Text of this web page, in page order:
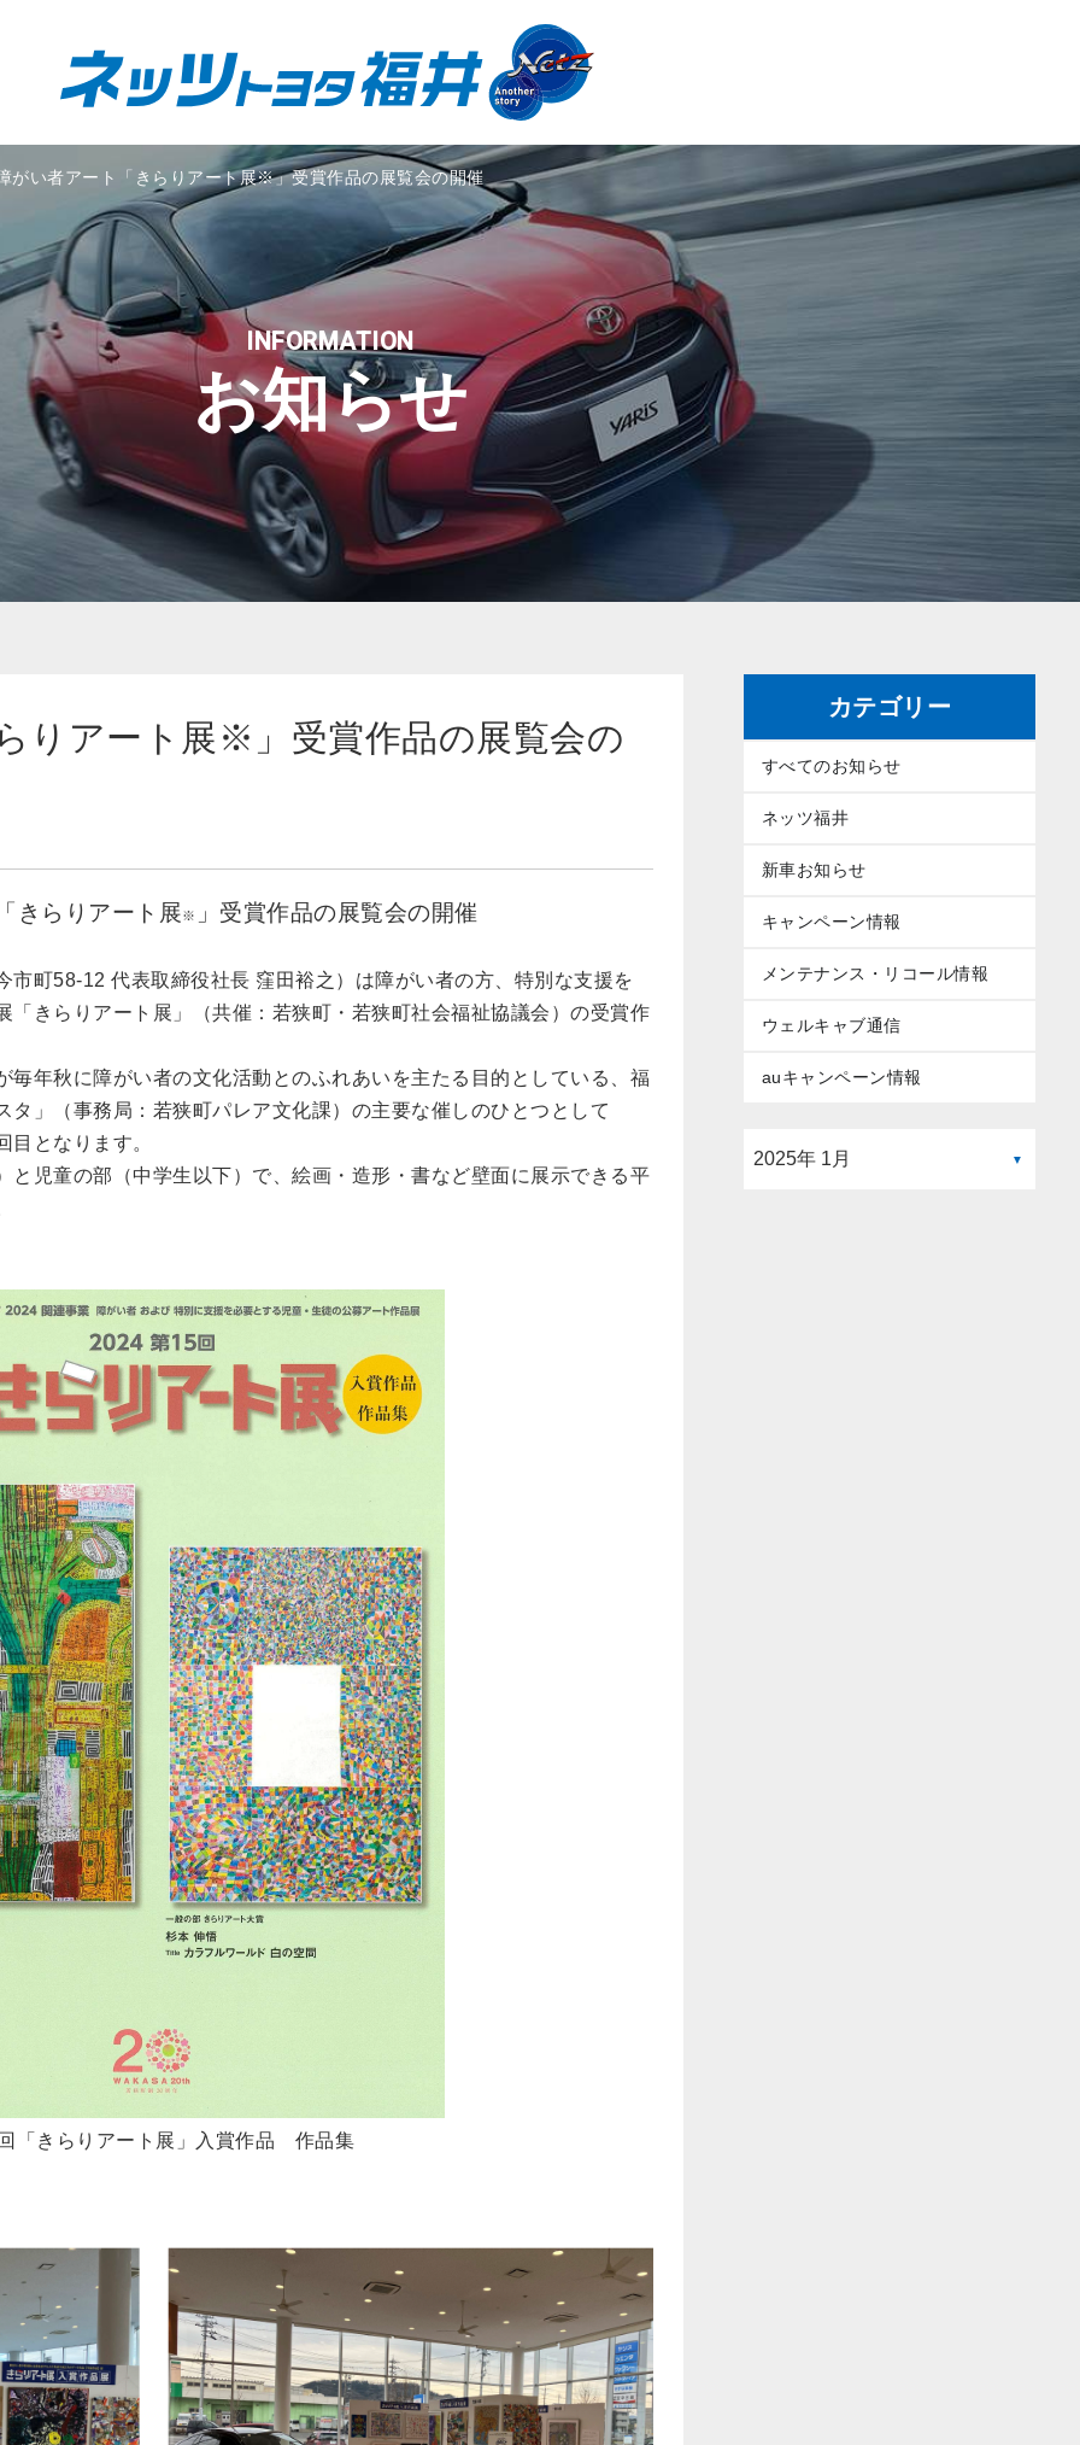
がい者アート「きらりアート展※」受賞作品の展覧会の開催
INFORMATION
お知らせ
りアート展※」受賞作品の展覧会の
きらりアート展※ 」受賞作品の展覧会の開催
町58-12 代表取締役社長 窪田裕之）は障がい者の方、特別な支援を
「きらりアート展」（共催：若狭町・若狭町社会福祉協議会）の受賞作
年秋に障がい者の文化活動とのふれあいを主たる目的としている、福
タ」（事務局：若狭町パレア文化課）の主要な催しのひとつとして
となります。
児童の部（中学生以下）で、絵画・造形・書など壁面に展示できる平
「きらりアート展」入賞作品 作品集
カテゴリー
すべてのお知らせ
ネッツ福井
新車お知らせ
キャンペーン情報
メンテナンス・リコール情報
ウェルキャブ通信
auキャンペーン情報